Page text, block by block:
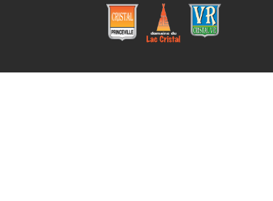
Cristal
Princev
ille
Campi
Domai
Cristal
Cristal
VR